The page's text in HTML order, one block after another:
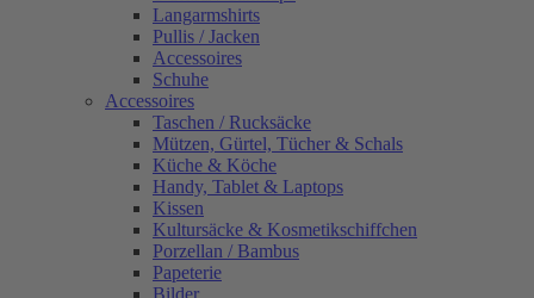
Langarmshirts
Pullis / Jacken
Accessoires
Schuhe
Accessoires
Taschen / Rucksäcke
Mützen, Gürtel, Tücher & Schals
Küche & Köche
Handy, Tablet & Laptops
Kissen
Kultursäcke & Kosmetikschiffchen
Porzellan / Bambus
Papeterie
Bilder